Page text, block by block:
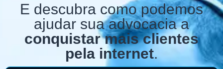
E descubra como podemos
ajudar sua advocacia a
conquistar mais clientes
pela internet.